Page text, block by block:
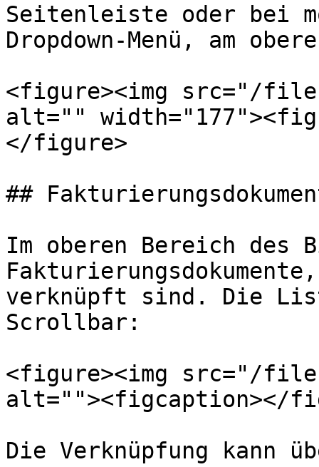
Seitenleiste oder bei
Dropdown-Menü, am
<figure><img src="/
alt=""
</figure>
##
Im oberen Bereich
verknüpft sind. Die
Scrollbar:
<figure><img src="/files/
alt=""><figcaption></
Die Verknüpfung kann